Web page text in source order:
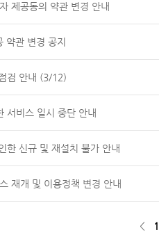
3자 제공동의 약관 변경 안내
약관 변경 공지
검 안내 (3/12)
서비스 일시 중단 안내
한 신규 및 재설치 불가 안내
재개 및 이용정책 변경 안내
< 1